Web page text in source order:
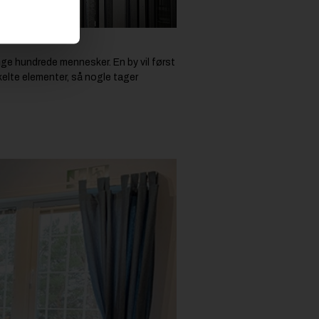
hundrede mennesker. En by vil først
elementer, så nogle tager